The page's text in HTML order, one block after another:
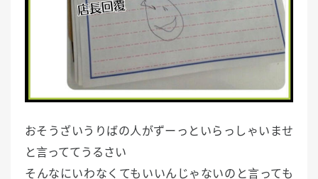
おそうざいうりばの人がずーっといらっしゃいませ
と言っててうるさい
そんなにいわなくてもいいんじゃないのと言っても